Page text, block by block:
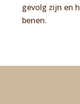
gevolg zijn en
benen.